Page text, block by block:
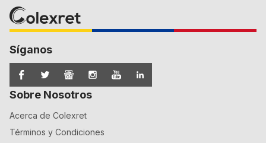
Síganos
Sobre Nosotros
Acerca de Colexret
Términos y Condiciones